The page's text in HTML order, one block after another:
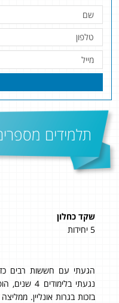
תלמידים
שקד כחלון
5 יחידות
נגעתי
בזכות בגרות אונליין.